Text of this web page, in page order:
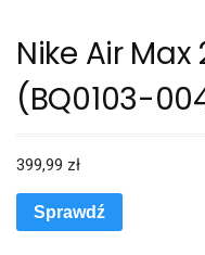
Nike Air
(BQ0103-
399,99 zł
Sprawdź